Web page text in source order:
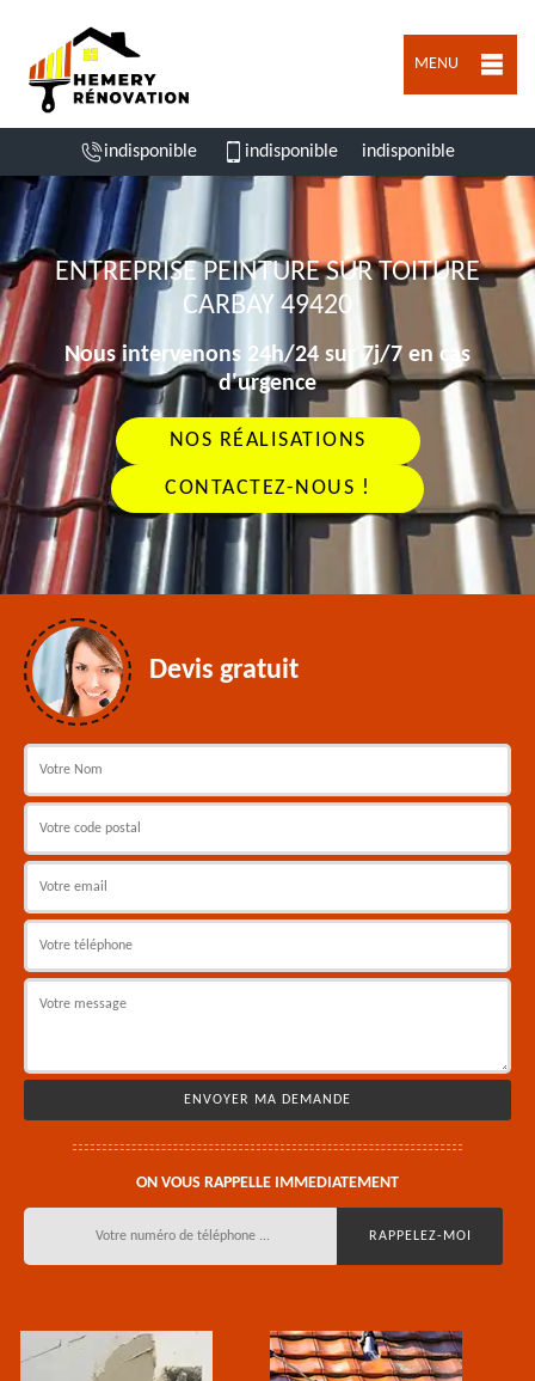
MENU
indisponible indisponible indisponible
ENTREPRISE PEINTURE SUR TOITURE
CARBAY 49420
Nous intervenons 24h/24 sur 7j/7 en cas
d'urgence
NOS RÉALISATIONS
CONTACTEZ-NOUS !
Devis gratuit
ON VOUS RAPPELLE IMMEDIATEMENT